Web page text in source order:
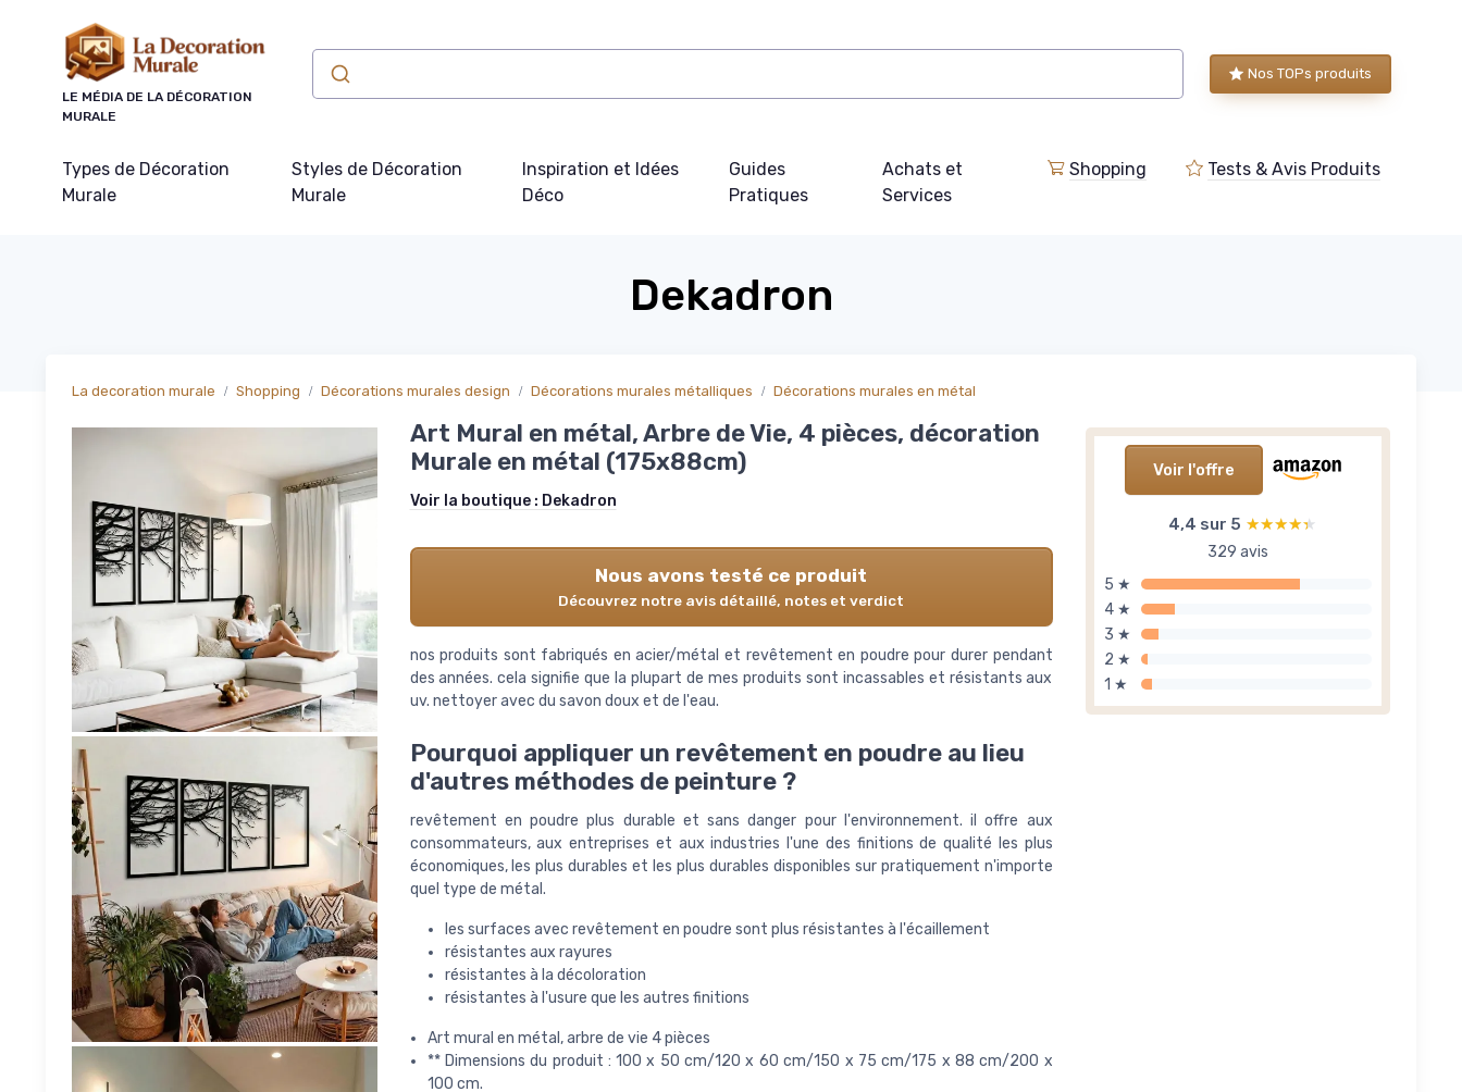
LE MÉDIA DE LA DÉCORATION
MURALE
Nos TOPs produits
Types de Décoration
Murale
Styles de Décoration
Murale
Inspiration et Idées
Déco
Guides
Pratiques
Achats et
Services
Shopping Tests & Avis Produits
Dekadron
La decoration murale Shopping Décorations murales design Décorations murales métalliques Décorations murales en métal
Voir l'offre
4,4 sur 5 ★★★★★
★★★★★
329 avis
5 ★
4 ★
3 ★
2 ★
1 ★
Art Mural en métal, Arbre de Vie, 4 pièces, décoration
Murale en métal (175x88cm)
Voir la boutique : Dekadron
Nous avons testé ce produit
Découvrez notre avis détaillé, notes et verdict
nos produits sont fabriqués en acier/métal et revêtement en poudre pour durer pendant
des années. cela signifie que la plupart de mes produits sont incassables et résistants aux
uv. nettoyer avec du savon doux et de l'eau.
Pourquoi appliquer un revêtement en poudre au lieu
d'autres méthodes de peinture ?
revêtement en poudre plus durable et sans danger pour l'environnement. il offre aux
consommateurs, aux entreprises et aux industries l'une des finitions de qualité les plus
économiques, les plus durables et les plus durables disponibles sur pratiquement n'importe
quel type de métal.
les surfaces avec revêtement en poudre sont plus résistantes à l'écaillement
résistantes aux rayures
résistantes à la décoloration
résistantes à l'usure que les autres finitions
Art mural en métal, arbre de vie 4 pièces
** Dimensions du produit : 100 x 50 cm/120 x 60 cm/150 x 75 cm/175 x 88 cm/200 x
100 cm.